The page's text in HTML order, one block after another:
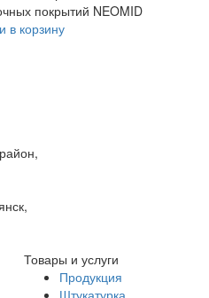
покрытий NEOMID
в корзину
Товары и услуги
Продукция
Штукатурка